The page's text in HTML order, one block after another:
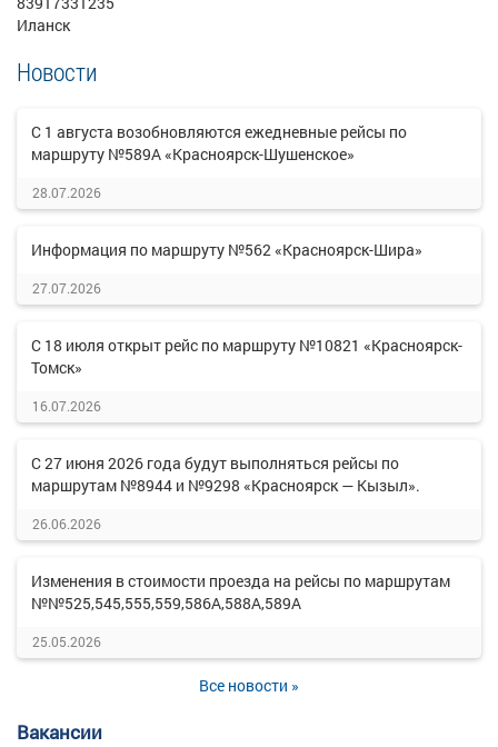
Иланск
Новости
С 1 августа возобновляются ежедневные рейсы по
маршруту №589А «Красноярск-Шушенское»
28.07.2026
Информация по маршруту №562 «Красноярск-Шира»
27.07.2026
С 18 июля открыт рейс по маршруту №10821 «Красноярск-
Томск»
16.07.2026
С 27 июня 2026 года будут выполняться рейсы по
маршрутам №8944 и №9298 «Красноярск — Кызыл».
26.06.2026
Изменения в стоимости проезда на рейсы по маршрутам
№№525,545,555,559,586А,588А,589А
25.05.2026
Все новости »
Вакансии